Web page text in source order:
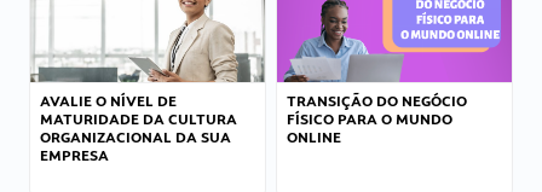
AVALIE O NÍVEL DE
MATURIDADE DA CULTURA
ORGANIZACIONAL DA SUA
EMPRESA
TRANSIÇÃO DO NEGÓCIO
FÍSICO PARA O MUNDO
ONLINE